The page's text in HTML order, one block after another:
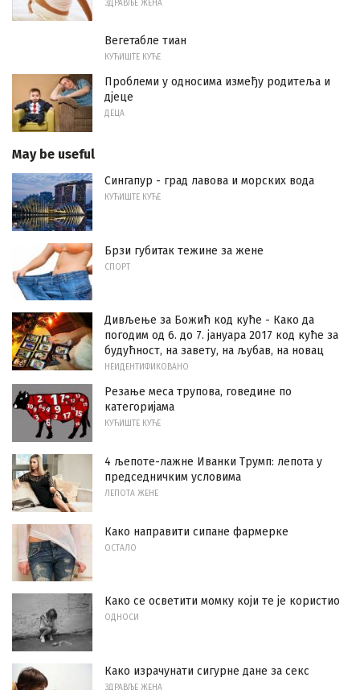
ЗДРАВЉЕ ЖЕНА
Вегетабле тиан
КУЋИШТЕ КУЋЕ
Проблеми у односима између родитеља и
дјеце
ДЕЦА
May be useful
Сингапур - град лавова и морских вода
КУЋИШТЕ КУЋЕ
Брзи губитак тежине за жене
СПОРТ
Дивљење за Божић код куће - Како да
погодим од 6. до 7. јануара 2017 код куће за
будућност, на завету, на љубав, на новац
НЕИДЕНТИФИКОВАНО
Резање меса трупова, говедине по
категоријама
КУЋИШТЕ КУЋЕ
4 љепоте-лажне Иванки Трумп: лепота у
председничким условима
ЛЕПОТА ЖЕНЕ
Како направити сипане фармерке
ОСТАЛО
Како се осветити момку који те је користио
ОДНОСИ
Како израчунати сигурне дане за секс
ЗДРАВЉЕ ЖЕНА